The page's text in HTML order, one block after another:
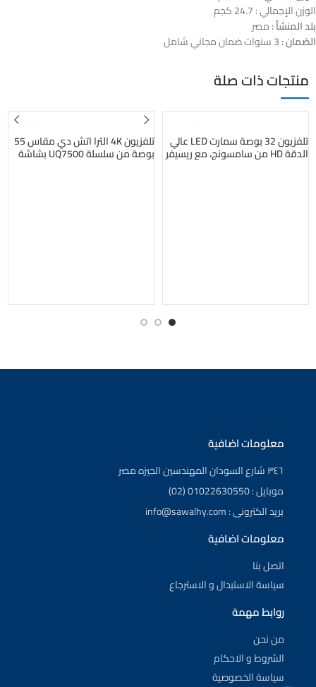
الوزن الإجمالي : 24.7 كجم
بلد المنشأ :مصر
الضمان :
منتجات ذات صلة
تلفزيون 32 بوصة سمارت LED عالي
الدقة HD من سامسونج، مع ريسيفر
مدمج، اسود، UA32T5300AUXEG
تلفزيون 4K الترا اتش دي مقاس 55
بوصة من سلسلة UQ7500 بشاشة
معلومات اضافية
٣٤٦ شارع السودان المهندسين الجيزه مصر
موبايل : 01022630550 (02)
بريد الكترونى : info@sawalhy.com
معلومات اضافية
اتصل بنا
سياسة الاستبدال و الاسترجاع
روابط مهمة
من نحن
الشروط و الاحكام
سياسة الخصوصية